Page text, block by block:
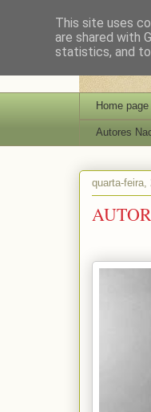
Home page
Autores
quarta-feira,
This site uses
are shared with
statistics, and